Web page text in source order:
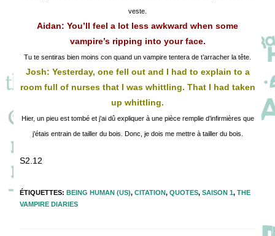
veste.
Aidan: You’ll feel a lot less awkward when some
vampire’s ripping into your face.
Tu te sentiras bien moins con quand un vampire tentera de t’arracher la tête.
Josh: Yesterday, one fell out and I had to explain to a
room full of nurses that I was whittling. That I had taken
up whittling.
Hier, un pieu est tombé et j’ai dû expliquer à une pièce remplie d’infirmières que
j’étais entrain de tailler du bois. Donc, je dois me mettre à tailler du bois.
S2.12
ÉTIQUETTES:BEING HUMAN (US), CITATION, QUOTES, SAISON 1, THE
VAMPIRE DIARIES